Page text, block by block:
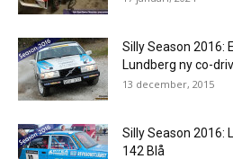
Silly Season 2016:
Lundberg ny co-
13 december, 2015
Silly Season 2016:
142 Blå